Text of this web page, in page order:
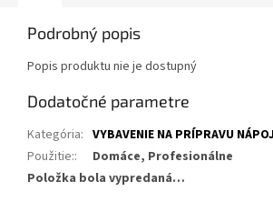
Podrobný popis
Popis produktu nie je dostupný
Dodatočné parametre
Kategória: VYBAVENIE NA PRÍPRAVU
Použitie::
Domáce, Profesionálne
Položka bola vypredaná…